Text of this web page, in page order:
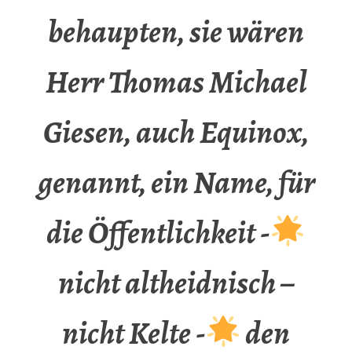
behaupten, sie wären
Herr Thomas Michael
Giesen, auch Equinox,
genannt, ein Name, für
die Öffentlichkeit -
nicht altheidnisch –
nicht Kelte -
den